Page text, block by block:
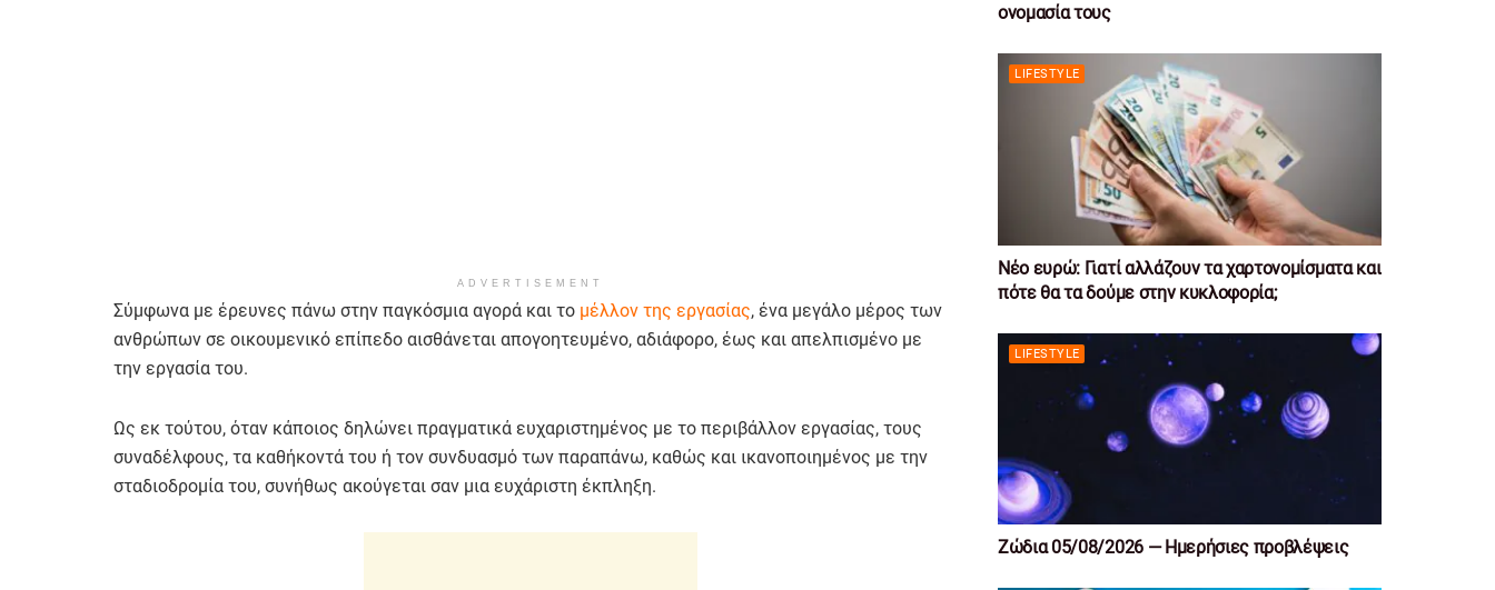
ADVERTISEMENT
Σύμφωνα με έρευνες πάνω στην παγκόσμια αγορά και το μέλλον της εργασίας, ένα μεγάλο μέρος των
ανθρώπων σε οικουμενικό επίπεδο αισθάνεται απογοητευμένο, αδιάφορο, έως και απελπισμένο με
την εργασία του.
Ως εκ τούτου, όταν κάποιος δηλώνει πραγματικά ευχαριστημένος με το περιβάλλον εργασίας, τους
συναδέλφους, τα καθήκοντά του ή τον συνδυασμό των παραπάνω, καθώς και ικανοποιημένος με την
σταδιοδρομία του, συνήθως ακούγεται σαν μια ευχάριστη έκπληξη.
ονομασία τους
LIFESTYLE
Νέο ευρώ: Γιατί αλλάζουν τα χαρτονομίσματα και
πότε θα τα δούμε στην κυκλοφορία;
LIFESTYLE
Ζώδια 05/08/2026 — Ημερήσιες προβλέψεις